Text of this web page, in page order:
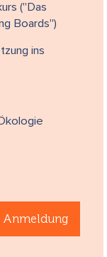
("Das
Boards")
ins
Anmeldung